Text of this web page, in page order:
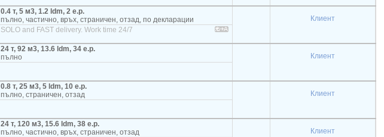
0.4 т, 5 м3, 1.2 ldm, 2 e.p.
пълно, частично, връх, страничен, отзад, по декларации
Клиент
SOLO and FAST delivery. Work time 24/7
24 т, 92 м3, 13.6 ldm, 34 e.p.
пълно
Клиент
0.8 т, 25 м3, 5 ldm, 10 e.p.
пълно, страничен, отзад
Клиент
24 т, 120 м3, 15.6 ldm, 38 e.p.
пълно, частично, връх, страничен, отзад
Клиент